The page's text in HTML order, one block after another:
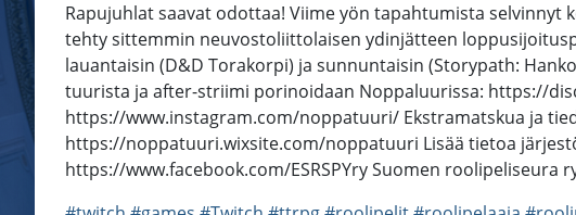
Rapujuhlat saavat odottaa! Viime yön tapahtumista
tehty sittemmin neuvostoliittolaisen ydinjätteen
lauantaisin (D&D Torakorpi) ja sunnuntaisin (Storypath:
tuurista ja after-striimi porinoidaan Noppaluurissa: https://
https://www.instagram.com/noppatuuri/ Ekstramatskua ja
https://noppatuuri.wixsite.com/noppatuuri Lisää tietoa
https://www.facebook.com/ESRSPYry Suomen